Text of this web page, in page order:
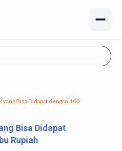
yang Bisa Didapat dengan 100
Bisa Didapat
Rupiah